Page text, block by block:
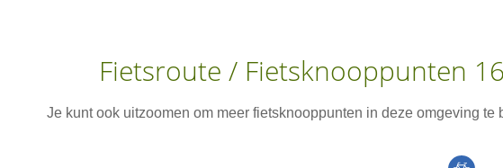
Fietsroute / Fietsknooppunten 16
Je kunt ook uitzoomen om meer fietsknooppunten in deze omgeving te